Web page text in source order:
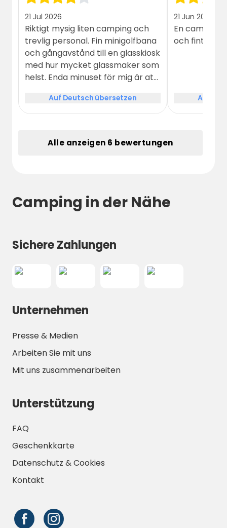
21 Jul 2026
Riktigt mysig liten camping och
trevlig personal. Fin minigolfbana
och gångavstånd till en glasskiosk
med hur mycket glassmaker som
helst. Enda minuset för mig är att
vanliga toaletter. Kommer
återkomma hit i framtiden!
Auf Deutsch übersetzen
21 Jun 2026
En camping
och fint
Auf
Alle anzeigen 6 bewertungen
Camping in der Nähe
Sichere Zahlungen
Unternehmen
Presse & Medien
Arbeiten Sie mit uns
Mit uns zusammenarbeiten
Unterstützung
FAQ
Geschenkkarte
Datenschutz & Cookies
Kontakt